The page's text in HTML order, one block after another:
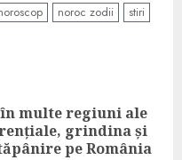
noroc zodii
stiri
în multe regiuni ale
grindina și
pe România